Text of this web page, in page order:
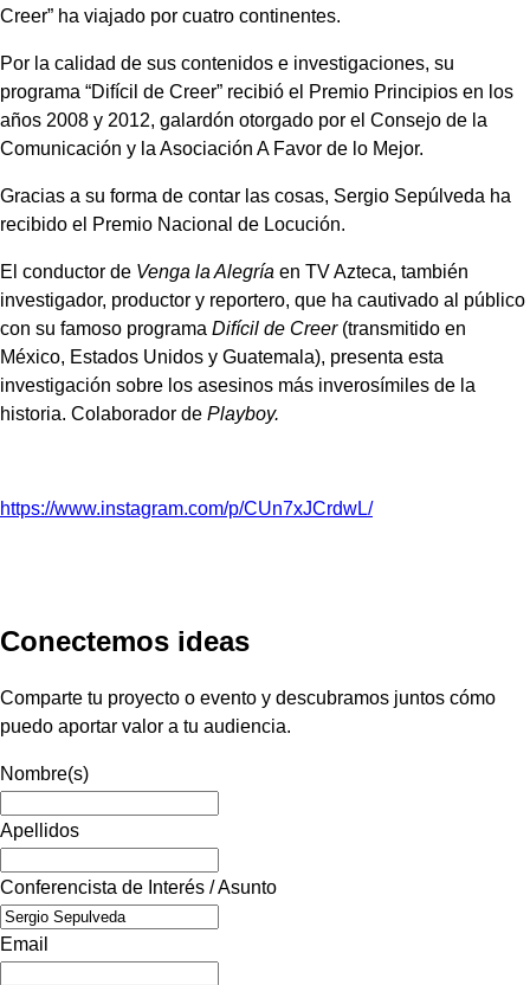
Creer” ha viajado por cuatro continentes.
Por la calidad de sus contenidos e investigaciones, su
programa “Difícil de Creer” recibió el Premio Principios en los
años 2008 y 2012, galardón otorgado por el Consejo de la
Comunicación y la Asociación A Favor de lo Mejor.
Gracias a su forma de contar las cosas, Sergio Sepúlveda ha
recibido el Premio Nacional de Locución.
El conductor de Venga la Alegría en TV Azteca, también
investigador, productor y reportero, que ha cautivado al público
con su famoso programa Difícil de Creer(transmitido en
México, Estados Unidos y Guatemala), presenta esta
investigación sobre los asesinos más inverosímiles de la
historia. Colaborador de Playboy.
https://www.instagram.com/p/CUn7xJCrdwL/
Conectemos ideas
Comparte tu proyecto o evento y descubramos juntos cómo
puedo aportar valor a tu audiencia.
Nombre(s)
Apellidos
Conferencista de Interés / Asunto
Email